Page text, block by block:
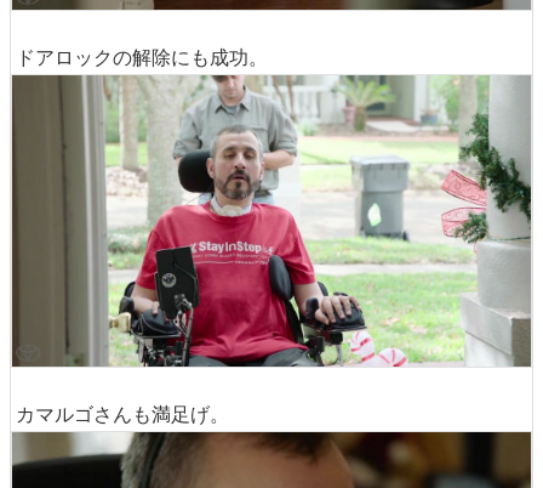
ドアロックの解除にも成功。
カマルゴさんも満足げ。